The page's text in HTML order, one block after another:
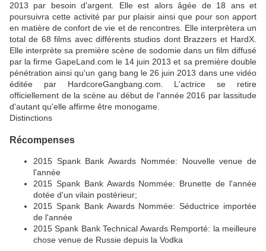
2013 par besoin d'argent. Elle est alors âgée de 18 ans et
poursuivra cette activité par pur plaisir ainsi que pour son apport
en matière de confort de vie et de rencontres. Elle interprètera un
total de 68 films avec différents studios dont Brazzers et HardX.
Elle interprète sa première scène de sodomie dans un film diffusé
par la firme GapeLand.com le 14 juin 2013 et sa première double
pénétration ainsi qu'un gang bang le 26 juin 2013 dans une vidéo
éditée par HardcoreGangbang.com. L'actrice se retire
officiellement de la scène au début de l'année 2016 par lassitude
d'autant qu'elle affirme être monogame.
Distinctions
Récompenses
2015 Spank Bank Awards Nommée: Nouvelle venue de
l'année
2015 Spank Bank Awards Nommée: Brunette de l'année
dotée d'un vilain postérieur;
2015 Spank Bank Awards Nommée: Séductrice importée
de l'année
2015 Spank Bank Technical Awards Remporté: la meilleure
chose venue de Russie depuis la Vodka